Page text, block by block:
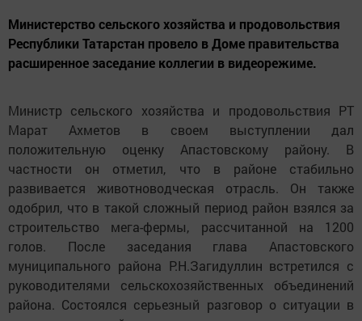
Министерство сельского хозяйства и продовольствия
Республики Татарстан провело в Доме правительства
расширенное заседание коллегии в видеорежиме.
Министр сельского хозяйства и продовольствия РТ
Марат Ахметов в своем выступлении дал
положительную оценку Апастовскому району. В
частности он отметил, что в районе стабильно
развивается животноводческая отрасль. Он также
одобрил, что в такой сложный период район взялся за
строительство мега-фермы, рассчитанной на 1200
голов. После заседания глава Апастовского
муниципального района Р.Н.Загидуллин встретился с
руководителями сельскохозяйственных объединений
района. Состоялся серьезный разговор о ситуации в